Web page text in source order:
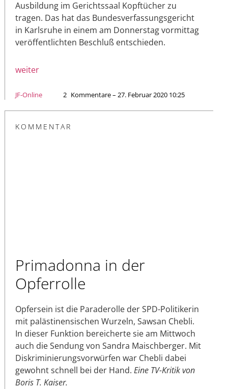
Ausbildung im Gerichtssaal Kopftücher zu
tragen. Das hat das Bundesverfassungsgericht
in Karlsruhe in einem am Donnerstag vormittag
veröffentlichten Beschluß entschieden.
weiter
JF-Online 2 Kommentare – 27. Februar 2020 10:25
KOMMENTAR
Primadonna in der
Opferrolle
Opfersein ist die Paraderolle der SPD-Politikerin
mit palästinensischen Wurzeln, Sawsan Chebli.
In dieser Funktion bereicherte sie am Mittwoch
auch die Sendung von Sandra Maischberger. Mit
Diskriminierungsvorwürfen war Chebli dabei
gewohnt schnell bei der Hand. Eine TV-Kritik von
Boris T. Kaiser.